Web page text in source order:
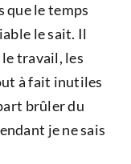
que le temps
le sait. Il
travail, les
à fait inutiles
brûler du
je ne sais